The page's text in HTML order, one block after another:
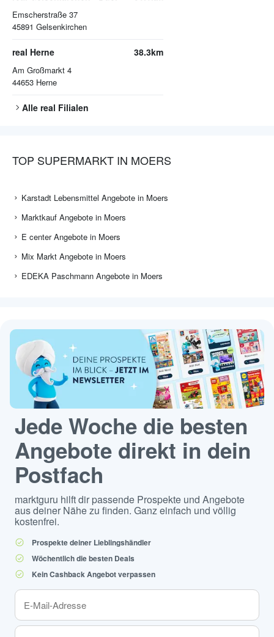
Emscherstraße 37
45891 Gelsenkirchen
real Herne
Am Großmarkt 4
44653 Herne
38.3km
Alle real Filialen
TOP SUPERMARKT IN MOERS
Karstadt Lebensmittel Angebote in Moers
Marktkauf Angebote in Moers
E center Angebote in Moers
Mix Markt Angebote in Moers
EDEKA Paschmann Angebote in Moers
Jede Woche die besten
Angebote direkt in dein
Postfach
marktguru hilft dir passende Prospekte und Angebote
aus deiner Nähe zu finden. Ganz einfach und völlig
kostenfrei.
Prospekte deiner Lieblingshändler
Wöchentlich die besten Deals
Kein Cashback Angebot verpassen